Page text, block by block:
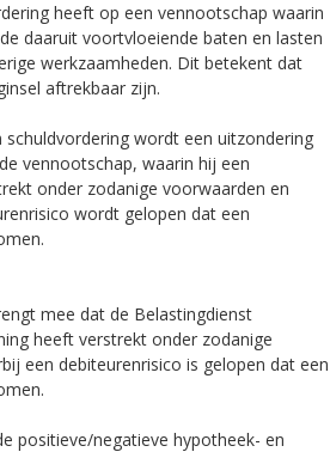
heeft op een vennootschap waarin
daaruit voortvloeiende baten en lasten
werkzaamheden. Dit betekent dat
aftrekbaar zijn.
wordt een uitzondering
vennootschap, waarin hij een
onder zodanige voorwaarden en
wordt gelopen dat een
mee dat de Belastingdienst
heeft verstrekt onder zodanige
een debiteurenrisico is gelopen dat een
positieve/negatieve hypotheek- en